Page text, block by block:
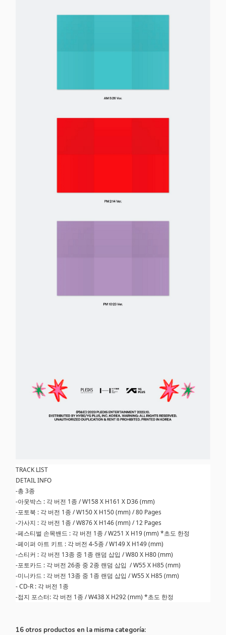
TRACK LIST
DETAIL INFO
-총 3종
-아웃박스 : 각 버전 1종 / W158 X H161 X D36 (mm)
-포토북 : 각 버전 1종 / W150 X H150 (mm) / 80 Pages
-가사지 : 각 버전 1종 / W876 X H146 (mm) / 12 Pages
-페스티벌 손목밴드 : 각 버전 1종 / W251 X H19 (mm) *초도 한정
-페이퍼 아트 키트 : 각 버전 4-5종 / W149 X H149 (mm)
-스티커 : 각 버전 13종 중 1종 랜덤 삽입 / W80 X H80 (mm)
-포토카드 : 각 버전 26종 중 2종 랜덤 삽입 / W55 X H85 (mm)
-미니카드 : 각 버전 13종 중 1종 랜덤 삽입 / W55 X H85 (mm)
- CD-R : 각 버전 1종
-접지 포스터: 각 버전 1종 / W438 X H292 (mm) *초도 한정
16 otros productos en la misma categoría: